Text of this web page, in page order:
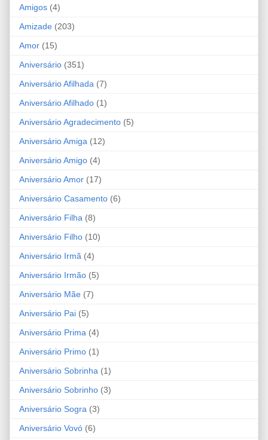
Amigos (4)
Amizade (203)
Amor (15)
Aniversário (351)
Aniversário Afilhada (7)
Aniversário Afilhado (1)
Aniversário Agradecimento (5)
Aniversário Amiga (12)
Aniversário Amigo (4)
Aniversário Amor (17)
Aniversário Casamento (6)
Aniversário Filha (8)
Aniversário Filho (10)
Aniversário Irmã (4)
Aniversário Irmão (5)
Aniversário Mãe (7)
Aniversário Pai (5)
Aniversário Prima (4)
Aniversário Primo (1)
Aniversário Sobrinha (1)
Aniversário Sobrinho (3)
Aniversário Sogra (3)
Aniversário Vovó (6)